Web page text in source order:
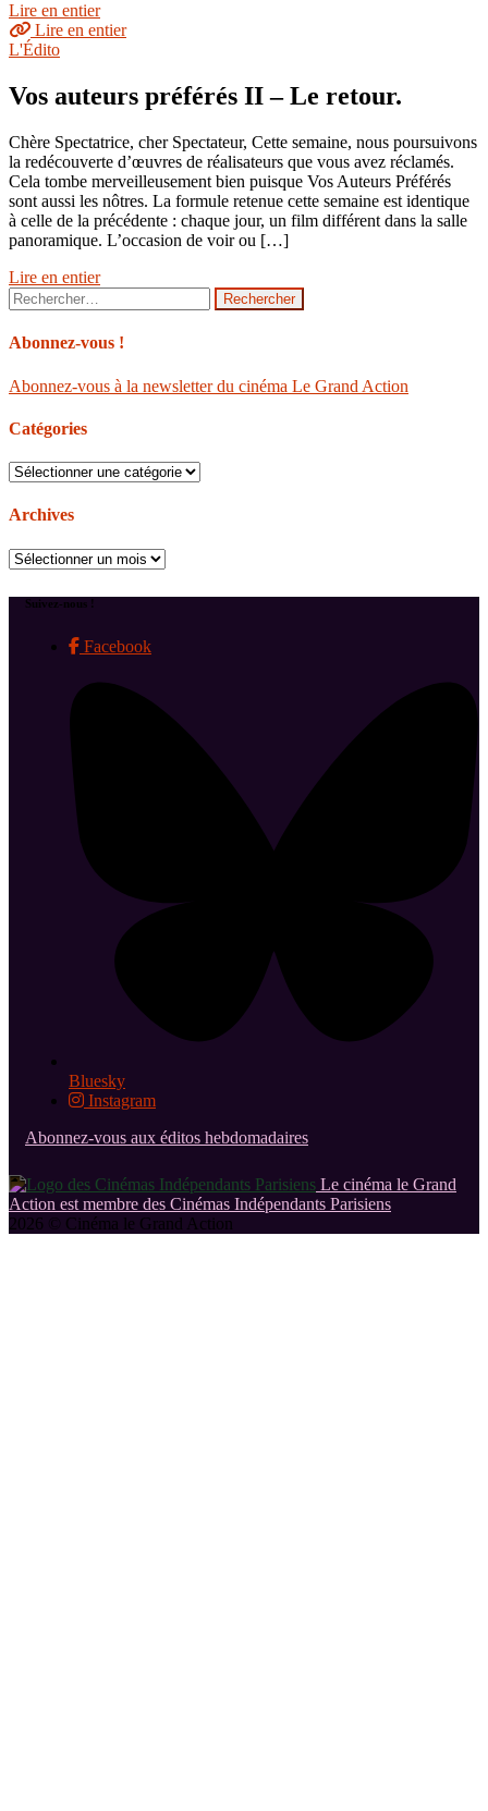
Lire en entier
Lire en entier
L'Édito
Vos auteurs préférés II – Le retour.
Chère Spectatrice, cher Spectateur, Cette semaine, nous poursuivons
la redécouverte d’œuvres de réalisateurs que vous avez réclamés.
Cela tombe merveilleusement bien puisque Vos Auteurs Préférés
sont aussi les nôtres. La formule retenue cette semaine est identique
à celle de la précédente : chaque jour, un film différent dans la salle
panoramique. L’occasion de voir ou […]
Lire en entier
Rechercher :
Abonnez-vous !
Abonnez-vous à la newsletter du cinéma Le Grand Action
Catégories
Catégories
Archives
Archives
Suivez-nous !
Facebook
Bluesky
Instagram
Abonnez-vous aux éditos hebdomadaires
Le cinéma le Grand
Action est membre des Cinémas Indépendants Parisiens
2026 © Cinéma le Grand Action